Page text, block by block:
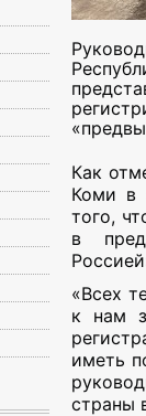
Как
Коми в
того,
в
«Всех
к нам
иметь
страны